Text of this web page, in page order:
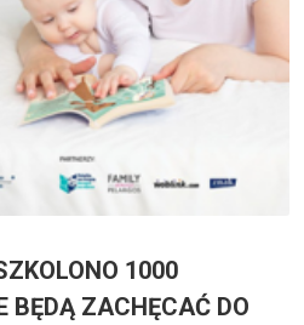
1000
BĘDĄ ZACHĘCAĆ DO